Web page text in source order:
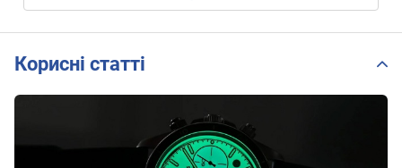
Корисні статті